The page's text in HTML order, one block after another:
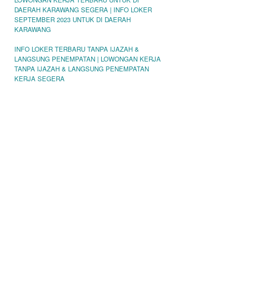
DAERAH KARAWANG SEGERA | INFO LOKER
SEPTEMBER 2023 UNTUK DI DAERAH
KARAWANG
INFO LOKER TERBARU TANPA IJAZAH &
LANGSUNG PENEMPATAN | LOWONGAN KERJA
TANPA IJAZAH & LANGSUNG PENEMPATAN
KERJA SEGERA